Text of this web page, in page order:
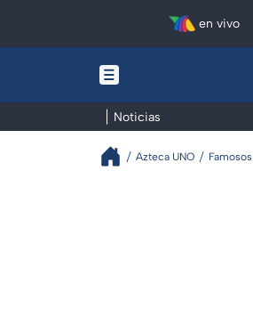
en vivo
Noticias
Azteca UNO Famosos